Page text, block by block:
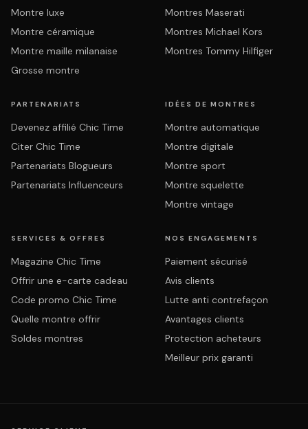
Montre luxe
Montre céramique
Montre maille milanaise
Grosse montre
Montres Maserati
Montres Michael Kors
Montres Tommy Hilfiger
PARTENARIATS
Devenez affilié Chic Time
Citer Chic Time
Partenariats Blogueurs
Partenariats Influenceurs
IDÉES DE MONTRES
Montre automatique
Montre digitale
Montre sport
Montre squelette
Montre vintage
SERVICES & OFFRES
Magazine Chic Time
Offrir une e-carte cadeau
Code promo Chic Time
Quelle montre offrir
Soldes montres
NOS ENGAGEMENTS
Paiement sécurisé
Avis clients
Lutte anti contrefaçon
Avantages clients
Protection acheteurs
Meilleur prix garanti